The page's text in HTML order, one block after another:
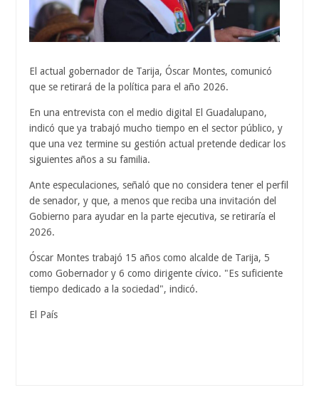
El actual gobernador de Tarija, Óscar Montes, comunicó
que se retirará de la política para el año 2026.
En una entrevista con el medio digital El Guadalupano,
indicó que ya trabajó mucho tiempo en el sector público, y
que una vez termine su gestión actual pretende dedicar los
siguientes años a su familia.
Ante especulaciones, señaló que no considera tener el perfil
de senador, y que, a menos que reciba una invitación del
Gobierno para ayudar en la parte ejecutiva, se retiraría el
2026.
Óscar Montes trabajó 15 años como alcalde de Tarija, 5
como Gobernador y 6 como dirigente cívico. "Es suficiente
tiempo dedicado a la sociedad", indicó.
El País